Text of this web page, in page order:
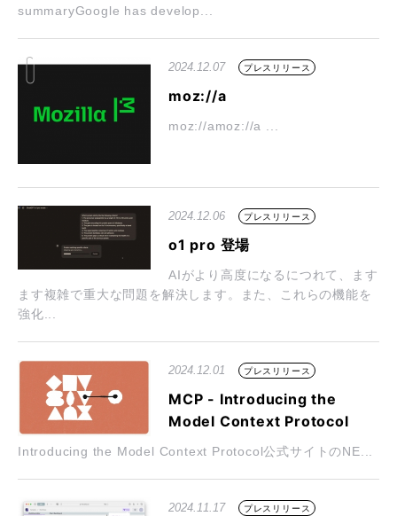
summaryGoogle has develop...
2024.12.07 プレスリリース
moz://a
moz://amoz://a ...
2024.12.06 プレスリリース
o1 pro 登場
AIがより高度になるにつれて、ます
ます複雑で重大な問題を解決します。また、これらの機能を
強化...
2024.12.01 プレスリリース
MCP - Introducing the
Model Context Protocol
Introducing the Model Context Protocol公式サイトのNE...
2024.11.17 プレスリリース